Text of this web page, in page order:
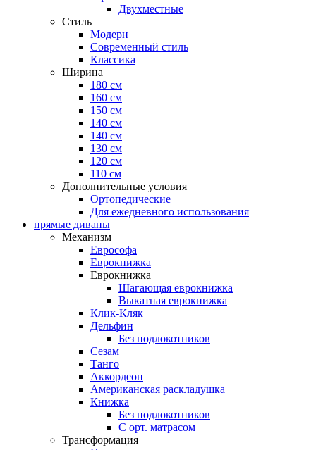
Двухместные
Стиль
Модерн
Современный стиль
Классика
Ширина
180 см
160 см
150 см
140 см
140 см
130 см
120 см
110 см
Дополнительные условия
Ортопедические
Для ежедневного использования
прямые диваны
Механизм
Еврософа
Еврокнижка
Еврокнижка
Шагающая еврокнижка
Выкатная еврокнижка
Клик-Кляк
Дельфин
Без подлокотников
Сезам
Танго
Аккордеон
Американская раскладушка
Книжка
Без подлокотников
С орт. матрасом
Трансформация